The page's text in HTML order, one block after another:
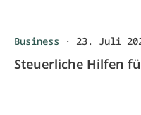
Business · 23. Juli
Steuerliche Hilfen